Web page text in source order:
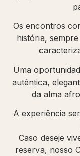
Os encontros
história,
Uma
autêntica,
da alma
A experiência
Caso deseje
reserva, nosso